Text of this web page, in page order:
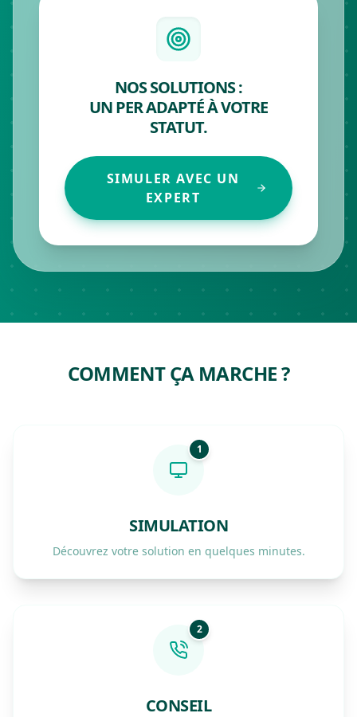
NOS SOLUTIONS :
UN PER ADAPTÉ À VOTRE
STATUT.
SIMULER AVEC UN
EXPERT
COMMENT ÇA MARCHE ?
1
SIMULATION
Découvrez votre solution en quelques minutes.
2
CONSEIL